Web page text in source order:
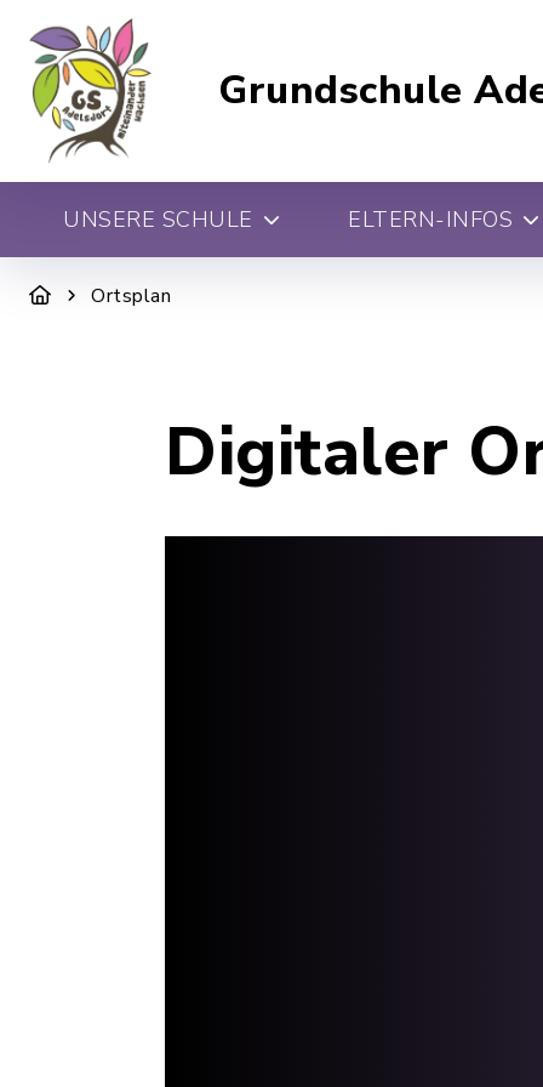
Grundschule
UNSERE SCHULE ELTERN-INFOS
Ortsplan
Digitaler